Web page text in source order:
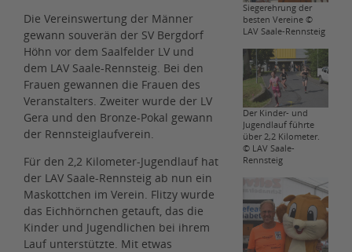
Die Vereinswertung der Männer
gewann souverän der SV Bergdorf
Höhn vor dem Saalfelder LV und
dem LAV Saale-Rennsteig. Bei den
Frauen gewannen die Frauen des
Veranstalters. Zweiter wurde der LV
Gera und den Bronze-Pokal gewann
der Rennsteiglaufverein.
Für den 2,2 Kilometer-Jugendlauf hat
der LAV Saale-Rennsteig ab nun ein
Maskottchen im Verein. Flitzy wurde
das Eichhörnchen getauft, das die
Kinder und Jugendlichen bei ihrem
Lauf unterstützte. Mit etwas
Siegerehrung der
besten Vereine ©
LAV Saale-Rennsteig
Der Kinder- und
Jugendlauf führte
über 2,2 Kilometer.
© LAV Saale-
Rennsteig